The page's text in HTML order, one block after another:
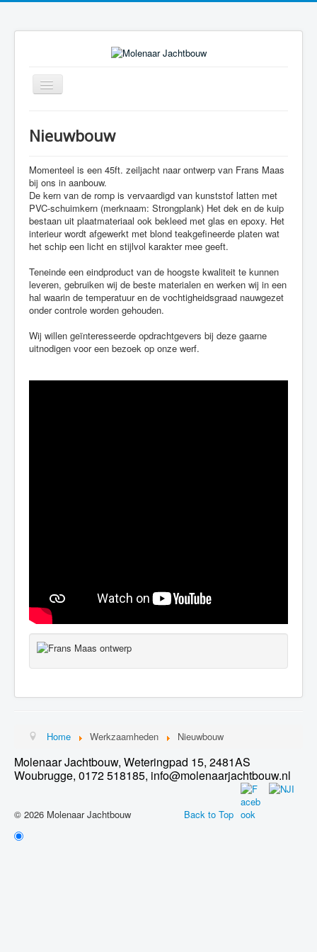
Toggle
Navigation
Nieuwbouw
Momenteel is een 45ft. zeiljacht naar ontwerp van Frans Maas
bij ons in aanbouw.
De kern van de romp is vervaardigd van kunststof latten met
PVC-schuimkern (merknaam: Strongplank) Het dek en de kuip
bestaan uit plaatmateriaal ook bekleed met glas en epoxy. Het
interieur wordt afgewerkt met blond teakgefineerde platen wat
het schip een licht en stijlvol karakter mee geeft.
Teneinde een eindproduct van de hoogste kwaliteit te kunnen
leveren, gebruiken wij de beste materialen en werken wij in een
hal waarin de temperatuur en de vochtigheidsgraad nauwgezet
onder controle worden gehouden.
Wij willen geïnteresseerde opdrachtgevers bij deze gaarne
uitnodigen voor een bezoek op onze werf.
Home Werkzaamheden Nieuwbouw
Molenaar Jachtbouw, Weteringpad 15, 2481AS
Woubrugge, 0172 518185, info@molenaarjachtbouw.nl
Back to Top
© 2026 Molenaar Jachtbouw